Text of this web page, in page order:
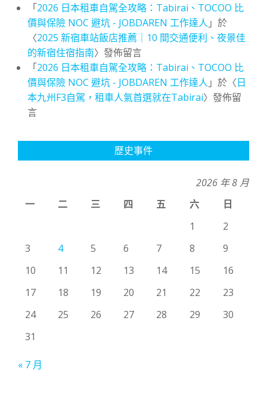
「2026 日本租車自駕全攻略：Tabirai、TOCOO 比
價與保險 NOC 避坑 - JOBDAREN 工作達人 」於
〈2025 新宿車站飯店推薦｜10 間交通便利、夜景佳
的新宿住宿指南〉發佈留言
「2026 日本租車自駕全攻略：Tabirai、TOCOO 比
價與保險 NOC 避坑 - JOBDAREN 工作達人 」於〈日
本九州F3自駕，租車人氣首選就在Tabirai〉發佈留
言
歷史事件
2026 年 8 月
一
二 三 四 五 六
日
1
2
3
4 5 6 7 8
9
10
11 12 13 14 15
16
17
18 19 20 21 22
23
24
25 26 27 28 29
30
31
« 7 月